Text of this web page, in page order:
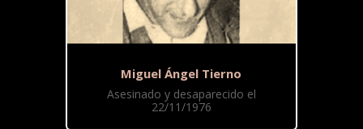
Miguel Ángel Tierno
Asesinado y desaparecido el
22/11/1976